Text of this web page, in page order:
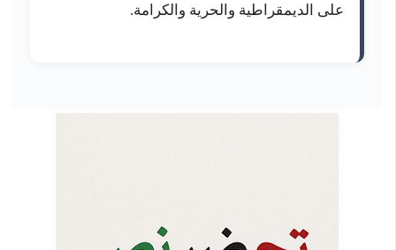
على الديمقراطية والحرية والكرامة.